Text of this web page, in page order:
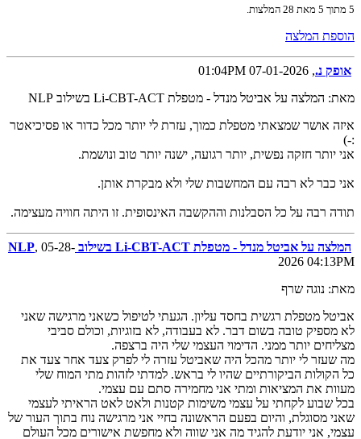
5 מתוך 5 מאת 28 המלצות.
הוספת המלצה
אופק נ., 07-01-2026 01:04PM
מאת: המלצה על אביטל מנדל - מטפלת Li-CBT-ACT בשילוב NLP
איזה אושר שמצאתי מטפלת כמוך, עזרת לי יותר מכל כדור או פסיכיאטר
:-)
אני יותר חזקה נפשית, יותר רגועה, ישנה יותר טוב ונושמת.
אני כבר לא רבה עם המחשבות שלי ולא מבקרת אותן.
תודה רבה על כל הסבלנות וההקשבה האינסופית. זו היתה חוויה מעצימה.
המלצה על אביטל מנדל - מטפלת Li-CBT-ACT בשילוב NLP
, 05-28-
2026 04:13PM
מאת: נוגה שרף
אביטל מטפלת רגשית בחסד עליון. הגעתי לטיפול כשאני מרגישה שאני
לא מספיק טובה בשום דבר. לא בעבודה, לא בזוגיות, וכולם סביבי
מצליחים יותר ממני. הדימוי העצמי שלי היה ברצפה.
מה שעזר לי יותר מהכל היה שאביטל עזרה לי לפרק צעד אחר צעד את
כל הקולות הביקורתיים שהיו לי בראש. למדתי לזהות מתי המוח שלי
מעוות את המציאות ומתי אני מחמירה סתם עם עצמי.
בכל שבוע לקחתי על עצמי משימות קטנות ולאט לאט הראיתי לעצמי
שאני מסוגלת, והיום בפעם הראשונה בחיי אני מרגישה נוח בתוך העור של
עצמי, אני יודעת להגיד מה אני שווה ולא מחפשת אישורים מכל העולם